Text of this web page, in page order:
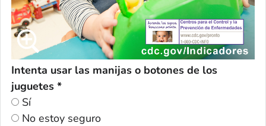
Intenta usar las manijas o botones de los
juguetes *
Sí
No estoy seguro